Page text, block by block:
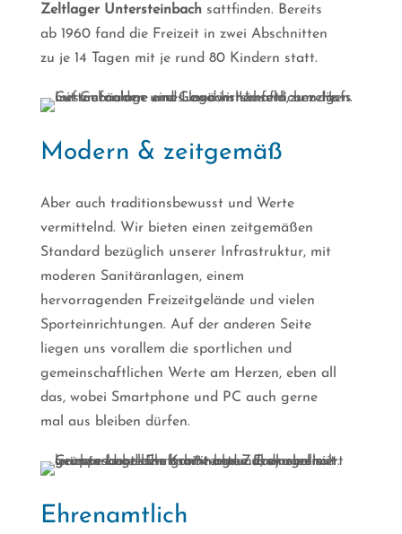
Zeltlager Untersteinbachsattfinden. Bereits
ab 1960 fand die Freizeit in zwei Abschnitten
zu je 14 Tagen mit je rund 80 Kindern statt.
Modern & zeitgemäß
Aber auch traditionsbewusst und Werte
vermittelnd. Wir bieten einen zeitgemäßen
Standard bezüglich unserer Infrastruktur, mit
moderen Sanitäranlagen, einem
hervorragenden Freizeitgelände und vielen
Sporteinrichtungen. Auf der anderen Seite
liegen uns vorallem die sportlichen und
gemeinschaftlichen Werte am Herzen, eben all
das, wobei Smartphone und PC auch gerne
mal aus bleiben dürfen.
Ehrenamtlich